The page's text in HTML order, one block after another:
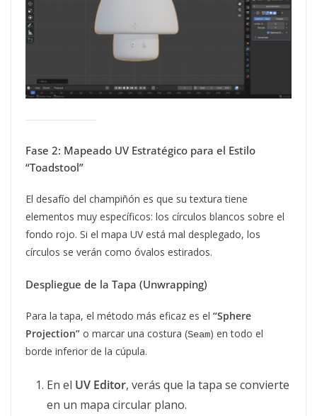
Fase 2: Mapeado UV Estratégico para el Estilo
“Toadstool”
El desafío del champiñón es que su textura tiene
elementos muy específicos: los círculos blancos sobre el
fondo rojo. Si el mapa UV está mal desplegado, los
círculos se verán como óvalos estirados.
Despliegue de la Tapa (Unwrapping)
Para la tapa, el método más eficaz es el “Sphere
Projection” o marcar una costura (Seam) en todo el
borde inferior de la cúpula.
En el UV Editor, verás que la tapa se convierte
en un mapa circular plano.